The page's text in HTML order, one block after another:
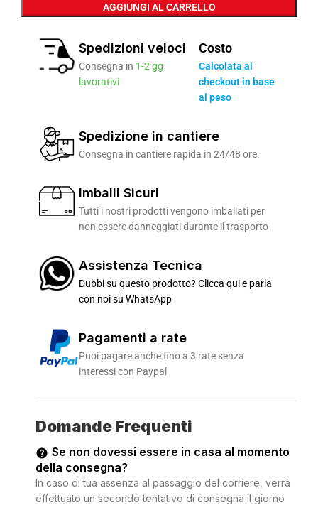
AGGIUNGI AL CARRELLO
Spedizioni veloci
Consegna in 1-2 gg
lavorativi
Costo
Calcolata al
checkout in base
al peso
Spedizione in cantiere
Consegna in cantiere rapida in 24/48 ore.
Imballi Sicuri
Tutti i nostri prodotti vengono imballati per
non essere danneggiati durante il trasporto
Assistenza Tecnica
Dubbi su questo prodotto? Clicca qui e parla
con noi su WhatsApp
Pagamenti a rate
Puoi pagare anche fino a 3 rate senza
interessi con Paypal
Domande Frequenti
Se non dovessi essere in casa al momento
della consegna?
In caso di tua assenza al passaggio del corriere, verrà
effettuato un secondo tentativo di consegna il giorno